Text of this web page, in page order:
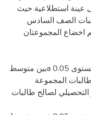
عينة استطلاعية حيث
طالبة من طالبات الصف السادس
اخضاع المجموعتان
1. وجود فروق ذات دلالة احصائية عند مستوى a 0.05بين متوسط
المجموعة
لصالح طالبات